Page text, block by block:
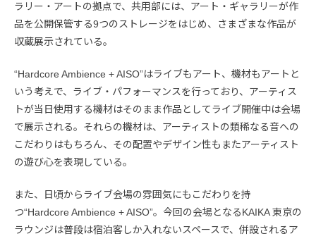
ラリー・アートの拠点で、共用部には、アート・ギャラリーが作
品を公開保管する9つのストレージをはじめ、さまざまな作品が
収蔵展示されている。
“Hardcore Ambience + AISO”はライブもアート、機材もアートと
いう考えで、ライブ・パフォーマンスを行っており、アーティス
トが当日使用する機材はそのまま作品としてライブ開催中は会場
で展示される。それらの機材は、アーティストの類稀なる音への
こだわりはもちろん、その配置やデザイン性もまたアーティスト
の遊び心を表現している。
また、日頃からライブ会場の雰囲気にもこだわりを持
つ“Hardcore Ambience + AISO”。今回の会場となるKAIKA 東京の
ラウンジは普段は宿泊客しか入れないスペースで、併設されるア